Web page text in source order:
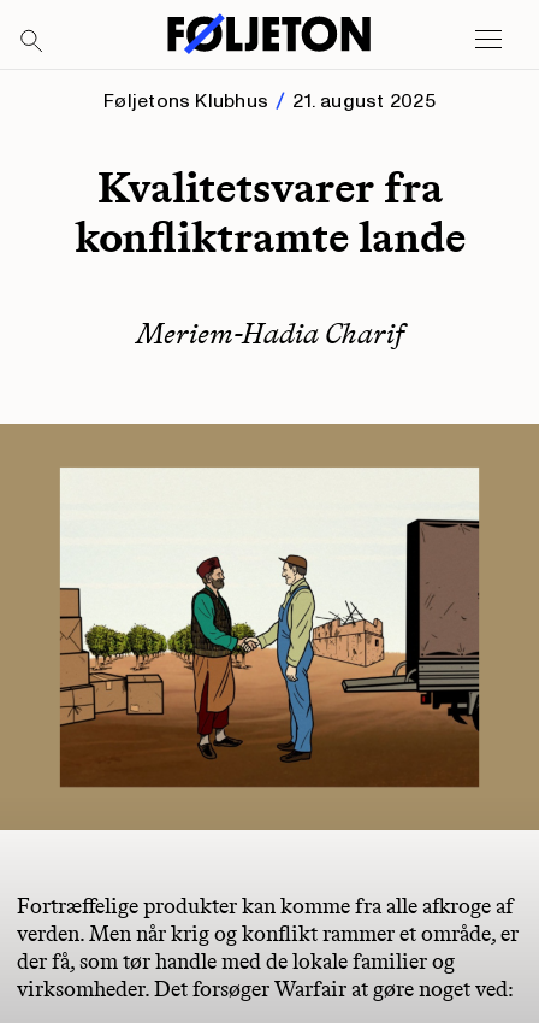
Føljetons Klubhus 21. august 2025
Kvalitetsvarer fra
konfliktramte lande
Meriem-Hadia Charif
Fortræffelige produkter kan komme fra alle afkroge af
verden. Men når krig og konflikt rammer et område, er
der få, som tør handle med de lokale familier og
virksomheder. Det forsøger Warfair at gøre noget ved: